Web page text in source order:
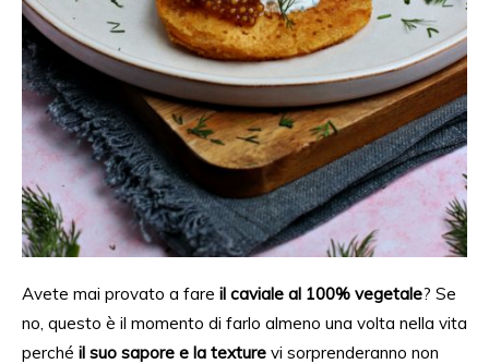
Avete mai provato a fare il caviale al 100% vegetale? Se
no, questo è il momento di farlo almeno una volta nella vita
perché il suo sapore e la texture vi sorprenderanno non